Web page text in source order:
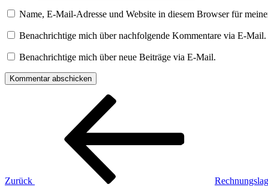
Name, E-Mail-Adresse und Website in diesem Browser für
Benachrichtige mich über nachfolgende Kommentare via E-Mail.
Benachrichtige mich über neue Beiträge via E-Mail.
Beitragsnavigation
Zurück